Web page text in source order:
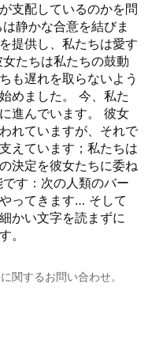
支配しているのかを問
静かな合意を結びま
提供し、私たちは愛す
たちは私たちの鼓動
も遅れを取らないよう
めました。 今、私た
進んでいます。 彼女
れていますが、それで
えています；私たちは
決定を彼女たちに委ね
す：次の人類のバー
ってきます… そして
かい文字を読まずに
。
関するお問い合わせ。